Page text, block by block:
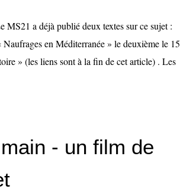
MS21 a déjà publié deux textes sur ce sujet :
en Méditerranée » le deuxième le 15
» (les liens sont à la fin de cet article) . Les
- un film de